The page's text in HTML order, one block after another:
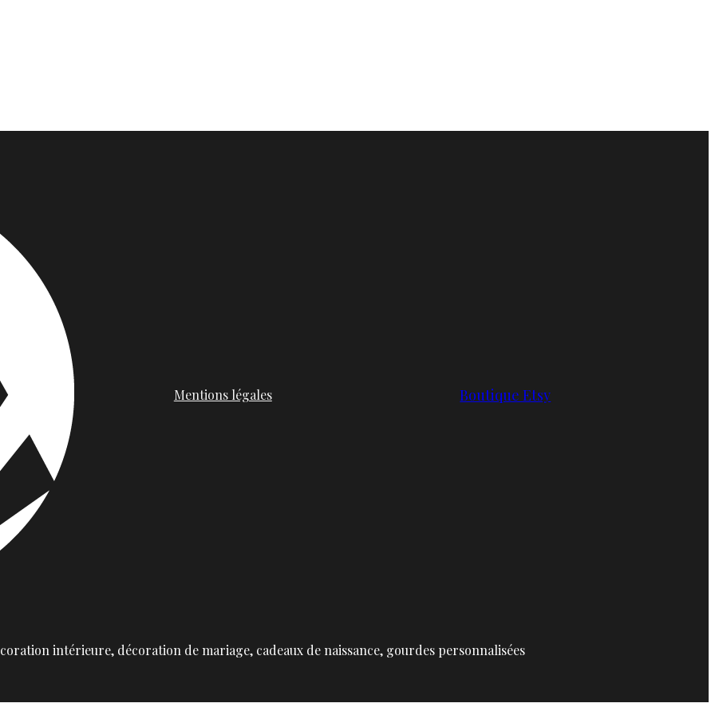
Mentions légales Boutique Etsy
intérieure, décoration de mariage, cadeaux de naissance, gourdes personnalisées